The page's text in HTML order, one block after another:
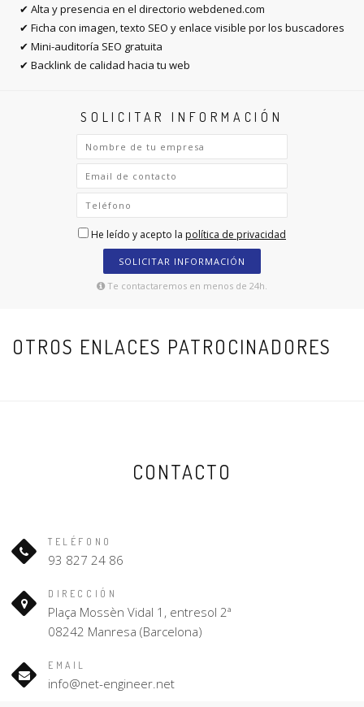
✔ Alta y presencia en el directorio webdened.com
✔ Ficha con imagen, texto SEO y enlace visible por los buscadores
✔ Mini-auditoría SEO gratuita
✔ Backlink de calidad hacia tu web
SOLICITAR INFORMACIÓN
He leído y acepto la política de privacidad
SOLICITAR INFORMACIÓN
Te contactaremos en menos de 24h.
OTROS ENLACES PATROCINADORES
CONTACTO
TELÉFONO
93 827 24 86
DIRECCIÓN
Plaça Mossèn Vidal 1, entresol 2ª
08242 Manresa (Barcelona)
EMAIL
info@net-engineer.net